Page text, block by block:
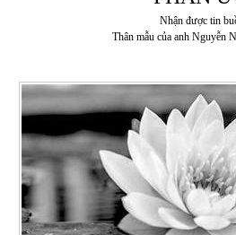
Nhận được tin
Thân mẫu của anh Nguyễn